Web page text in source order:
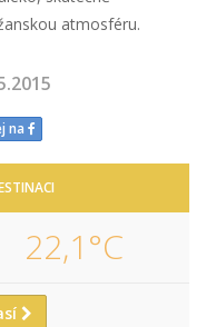
atmosféru.
na
22,1°C